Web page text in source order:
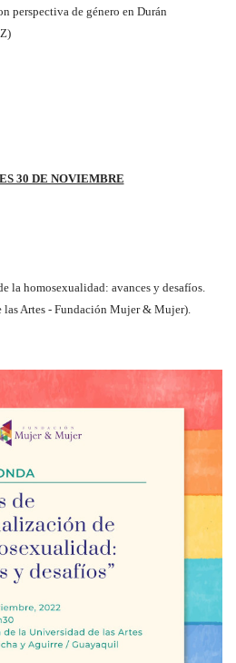
perspectiva de género en Durán
30 DE NOVIEMBRE
la homosexualidad: avances y desafíos.
Artes - Fundación Mujer & Mujer).